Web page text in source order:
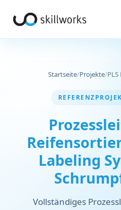
Startseite/Projekte/
Labeling
Vollständiges